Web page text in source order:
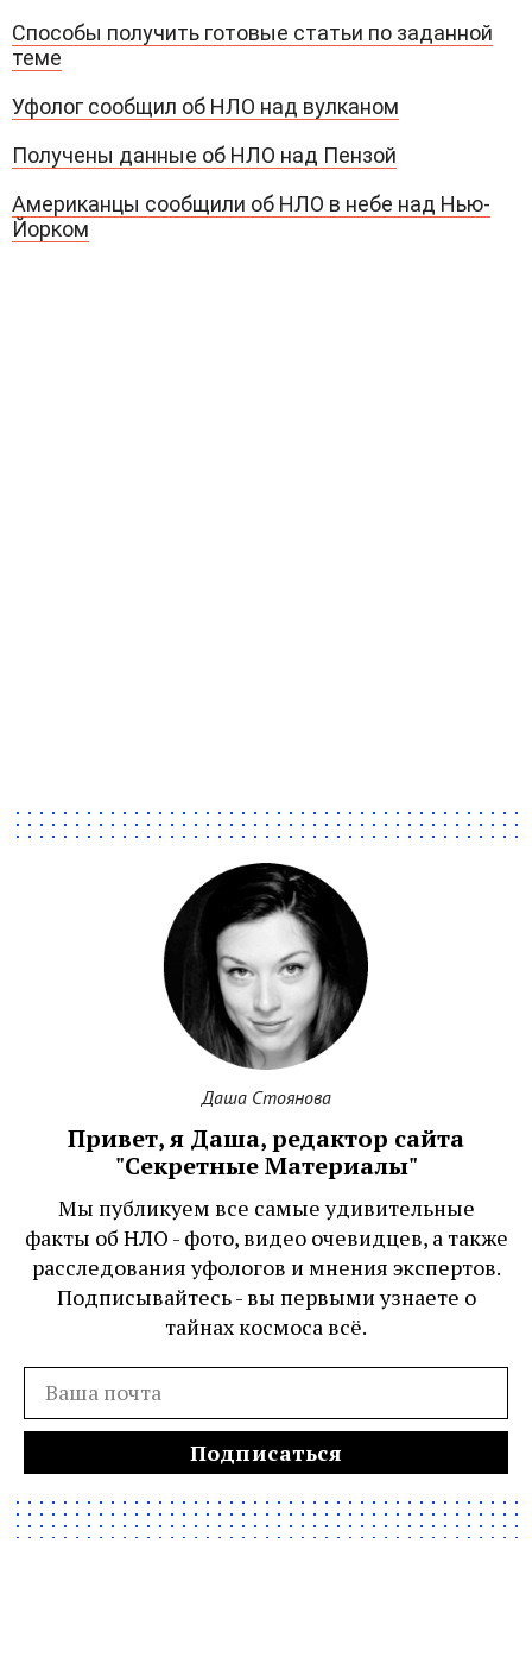
Способы получить готовые статьи по заданной
теме
Уфолог сообщил об НЛО над вулканом
Получены данные об НЛО над Пензой
Американцы сообщили об НЛО в небе над Нью-
Йорком
Даша Стоянова
Привет, я Даша, редактор сайта
"Секретные Материалы"
Мы публикуем все самые удивительные
факты об НЛО - фото, видео очевидцев, а также
расследования уфологов и мнения экспертов.
Подписывайтесь - вы первыми узнаете о
тайнах космоса всё.
Подписаться